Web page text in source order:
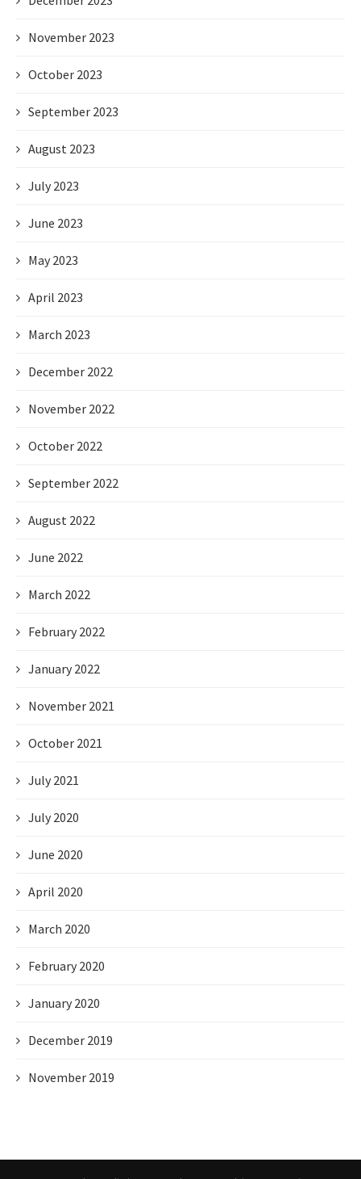
November 2023
October 2023
September 2023
August 2023
July 2023
June 2023
May 2023
April 2023
March 2023
December 2022
November 2022
October 2022
September 2022
August 2022
June 2022
March 2022
February 2022
January 2022
November 2021
October 2021
July 2021
July 2020
June 2020
April 2020
March 2020
February 2020
January 2020
December 2019
November 2019